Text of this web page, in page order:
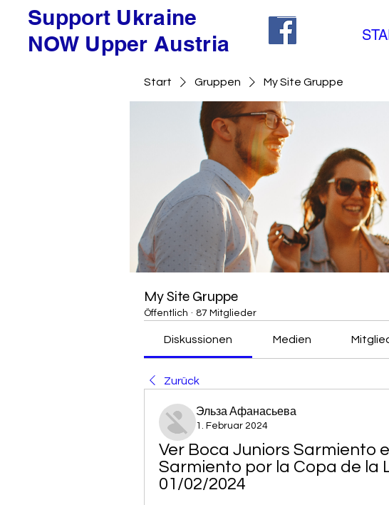
Support Ukraine
NOW Upper Austria
Start Gruppen My Site Gruppe
My Site Gruppe
Öffentlich · 87 Mitglieder
Diskussionen Medien
Zurück
Эльза Афанасьева
1. Februar 2024
Ver Boca Juniors Sarmiento
Sarmiento por la Copa de la
01/02/2024